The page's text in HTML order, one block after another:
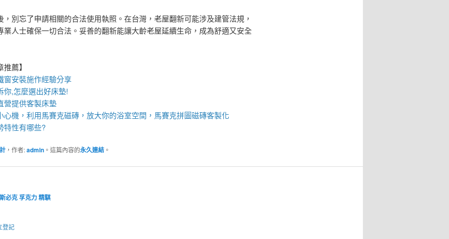
，別忘了申請相關的合法使用執照。在台灣，老屋翻新可能涉及建管法規，
業人士確保一切合法。妥善的翻新能讓大齡老屋延續生命，成為舒適又安全
推薦】
窗安裝施作經驗分享
你,怎麼選出好床墊!
營提供客製床墊
心機，利用馬賽克磁磚，放大你的浴室空間， 馬賽克拼圖磁磚客製化
特性有哪些?
，作者:admin。這篇內容的永久連結。
斯必克孚克力精騏
登記